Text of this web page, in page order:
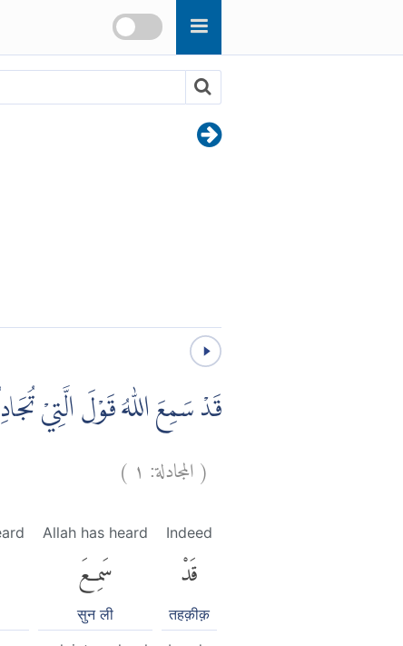
قَدْ سَمِعَ اللّٰهُ قَوْلَ الَّتِيْ
(المجادلة: ١ )
Indeed
قَدْ
तहक़ीक़
Allah has heard
سَمِعَ
सुन ली